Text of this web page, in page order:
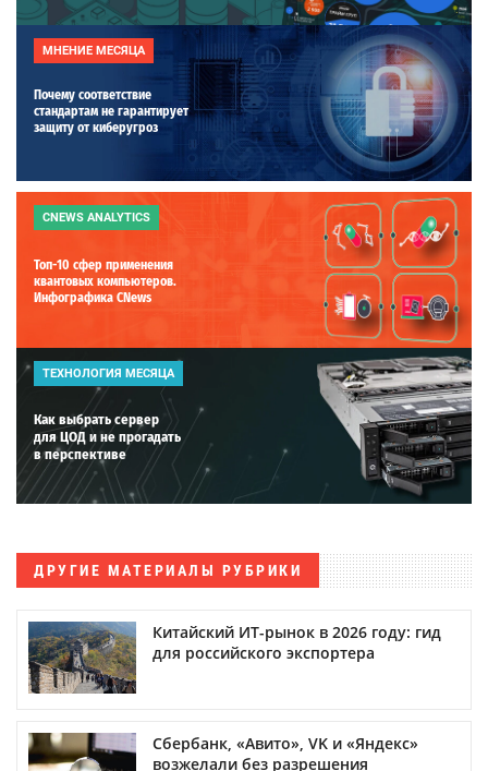
МНЕНИЕ МЕСЯЦА
Почему соответствие
стандартам не гарантирует
защиту от киберугроз
CNEWS ANALYTICS
Топ-10 сфер применения
квантовых компьютеров.
Инфографика CNews
ТЕХНОЛОГИЯ МЕСЯЦА
Как выбрать сервер
для ЦОД и не прогадать
в перспективе
ДРУГИЕ МАТЕРИАЛЫ РУБРИКИ
Китайский ИТ-рынок в 2026 году: гид
для российского экспортера
Сбербанк, «Авито», VK и «Яндекс»
возжелали без разрешения